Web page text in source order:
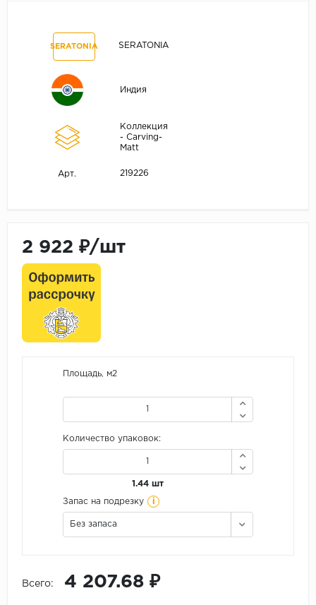
SERATONIA SERATONIA
Индия
Коллекция
- Carving-
Matt
Арт. 219226
2 922 ₽/шт
Площадь, м2
Количество упаковок:
1.44 шт
Запас на подрезку i
Без запаса
Всего: 4 207.68 ₽